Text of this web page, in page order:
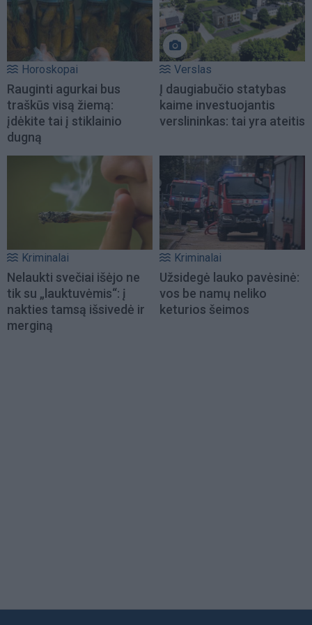
Horoskopai
Rauginti agurkai bus
traškūs visą žiemą:
įdėkite tai į stiklainio
dugną
Verslas
Į daugiabučio statybas
kaime investuojantis
verslininkas: tai yra ateitis
Kriminalai
Nelaukti svečiai išėjo ne
tik su „lauktuvėmis“: į
nakties tamsą išsivedė ir
merginą
Kriminalai
Užsidegė lauko pavėsinė:
vos be namų neliko
keturios šeimos